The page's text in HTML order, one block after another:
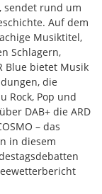
sendet rund um
Auf dem
Musiktitel,
Schlagern,
Blue bietet Musik
die
Rock, Pop und
DAB+ die ARD
– das
in diesem